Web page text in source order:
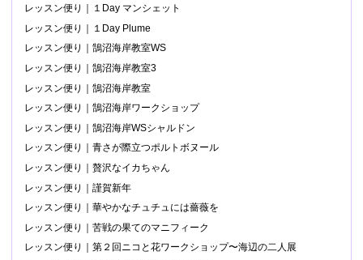
レッスン便り｜１Day マンシェット
レッスン便り｜１Day Plume
レッスン便り｜鵠沼海岸教室WS
レッスン便り｜鵠沼海岸教室3
レッスン便り｜鵠沼海岸教室
レッスン便り｜鵠沼海岸ワークショップ
レッスン便り｜鵠沼海岸WSシャルドン
レッスン便り｜青さが際立つポルトボヌール
レッスン便り｜贅沢なイカちゃん
レッスン便り｜謹賀新年
レッスン便り｜華やかなチュチュには薔薇を
レッスン便り｜苦戦の果てのマニフィーク
レッスン便り｜第２回ニコと花ワークショップ〜海辺の二人展